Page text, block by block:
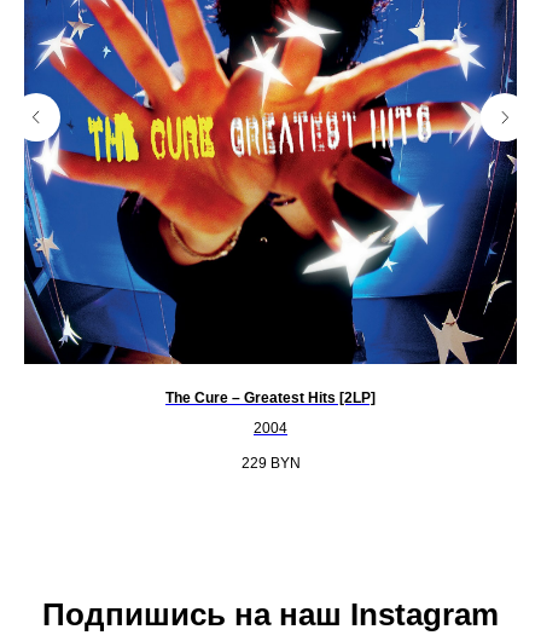
The Cure ‎– Greatest Hits [2LP]
2004
229 BYN
Подпишись на наш Instagram